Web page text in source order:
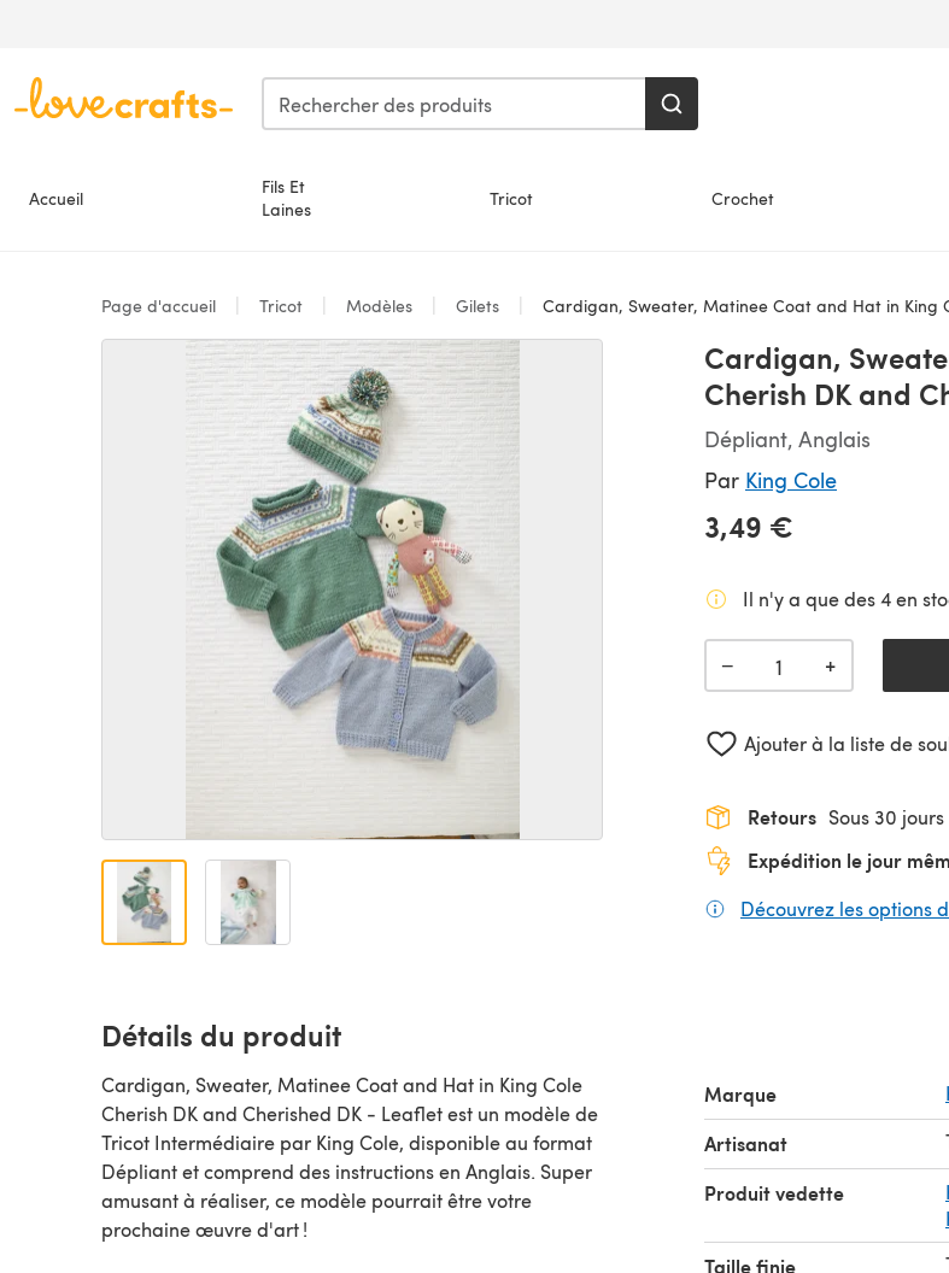
Accueil
Fils Et
Laines
Tricot Crochet
Page d'accueil Tricot Modèles Gilets Cardigan, Sweater, Matinee Coat and Hat in King
Cardigan,
Cherish DK and
Dépliant, Anglais
Par King Cole
3,49 €
Il n'y a que des 4 en
− +
Ajouter à la liste de
Retours Sous 30
Expédition le jour
Découvrez les options
Détails du produit
Cardigan, Sweater, Matinee Coat and Hat in King Cole
Cherish DK and Cherished DK - Leaflet est un modèle de
Tricot Intermédiaire par King Cole, disponible au format
Dépliant et comprend des instructions en Anglais. Super
amusant à réaliser, ce modèle pourrait être votre
prochaine œuvre d'art !
Marque
Artisanat
Produit vedette
Taille finie